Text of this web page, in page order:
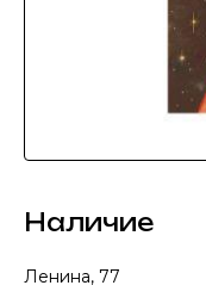
Наличие
Ленина, 77